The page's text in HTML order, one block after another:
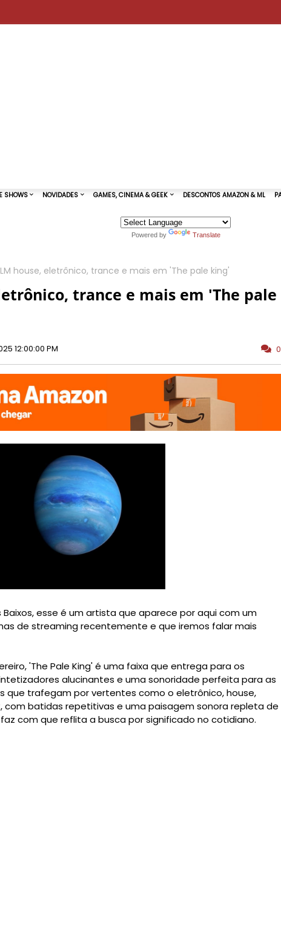
Powered by Translate
house, eletrônico, trance e mais em 'The pale king'
trance e mais em 'The pale
12:00:00 PM 0
esse é um artista que aparece por aqui com um
de streaming recentemente e que iremos falar mais
'The Pale King' é uma faixa que entrega para os
alucinantes e uma sonoridade perfeita para as
que trafegam por vertentes como o eletrônico, house,
batidas repetitivas e uma paisagem sonora repleta de
com que reflita a busca por significado no cotidiano.